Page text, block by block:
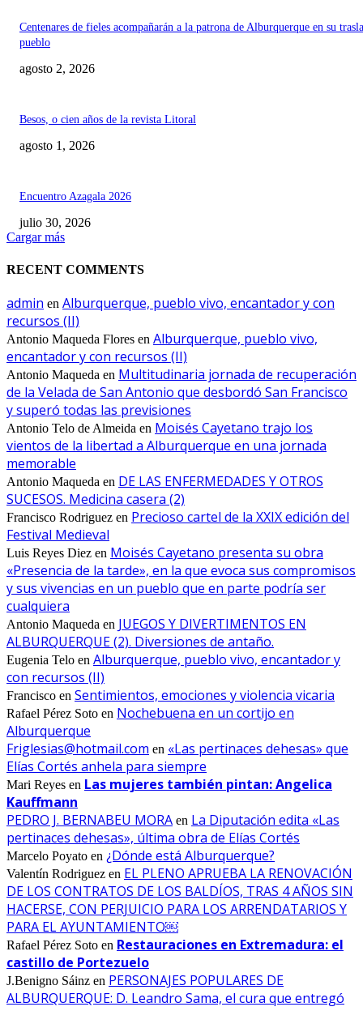
Centenares de fieles acompañarán a la patrona de Alburquerque en su
pueblo
agosto 2, 2026
Besos, o cien años de la revista Litoral
agosto 1, 2026
Encuentro Azagala 2026
julio 30, 2026
Cargar más
RECENT COMMENTS
admin en Alburquerque, pueblo vivo, encantador y con
recursos (II)
Antonio Maqueda Flores en Alburquerque, pueblo vivo,
encantador y con recursos (II)
Antonio Maqueda en Multitudinaria jornada de recuperación
de la Velada de San Antonio que desbordó San Francisco
y superó todas las previsiones
Antonio Telo de Almeida en Moisés Cayetano trajo los
vientos de la libertad a Alburquerque en una jornada
memorable
Antonio Maqueda en DE LAS ENFERMEDADES Y OTROS
SUCESOS. Medicina casera (2)
Francisco Rodriguez en Precioso cartel de la XXIX edición del
Festival Medieval
Luis Reyes Diez en Moisés Cayetano presenta su obra
«Presencia de la tarde», en la que evoca sus compromisos
y sus vivencias en un pueblo que en parte podría ser
cualquiera
Antonio Maqueda en JUEGOS Y DIVERTIMENTOS EN
ALBURQUERQUE (2). Diversiones de antaño.
Eugenia Telo en Alburquerque, pueblo vivo, encantador y
con recursos (II)
Francisco en Sentimientos, emociones y violencia vicaria
Rafael Pérez Soto en Nochebuena en un cortijo en
Alburquerque
Friglesias@hotmail.com en «Las pertinaces dehesas» que
Elías Cortés anhela para siempre
Mari Reyes en Las mujeres también pintan: Angelica
Kauffmann
PEDRO J. BERNABEU MORA en La Diputación edita «Las
pertinaces dehesas», última obra de Elías Cortés
Marcelo Poyato en ¿Dónde está Alburquerque?
Valentín Rodriguez en EL PLENO APRUEBA LA RENOVACIÓN
DE LOS CONTRATOS DE LOS BALDÍOS, TRAS 4 AÑOS SIN
HACERSE, CON PERJUICIO PARA LOS ARRENDATARIOS Y
PARA EL AYUNTAMIENTO￼
Rafael Pérez Soto en Restauraciones en Extremadura: el
castillo de Portezuelo
J.Benigno Sáinz en PERSONAJES POPULARES DE
ALBURQUERQUE: D. Leandro Sama, el cura que entregó